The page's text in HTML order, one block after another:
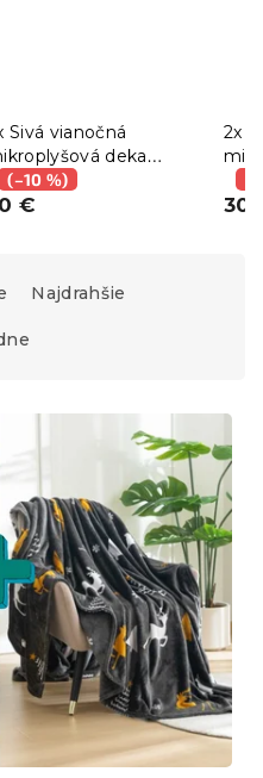
Sivá vianočná
deka
HEART
cm
(–10 %)
€
2x
30
Najdrahšie